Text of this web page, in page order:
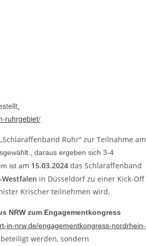
.
ruhrgebiet/
Ruhr“ zur Teilnahme am
daraus ergeben sich 3-4
ist am 15.03.2024 das Schlaraffenband
in Düsseldorf zu einer Kick-Off
Krischer teilnehmen wird.
NRW zum Engagementkongress
in-nrw.de/engagementkongress-nordrhein-
werden, sondern